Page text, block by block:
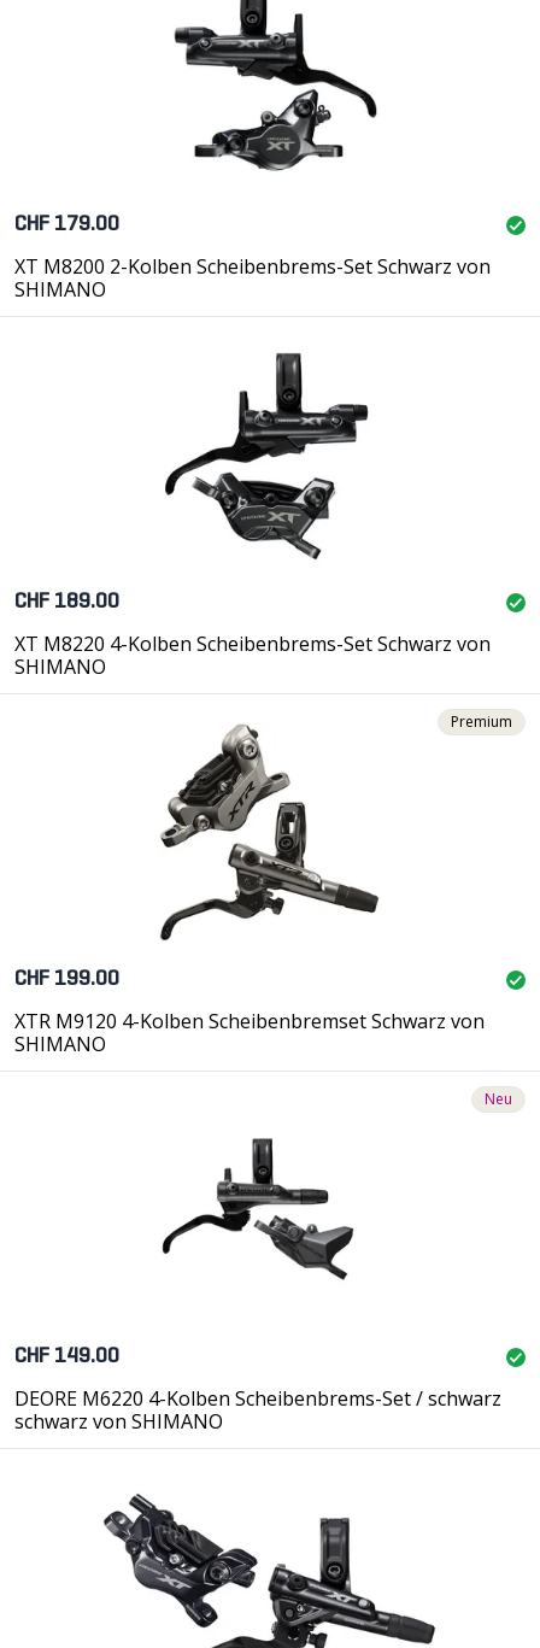
CHF 179.00
XT M8200 2-Kolben Scheibenbrems-Set Schwarz von
SHIMANO
CHF 189.00
XT M8220 4-Kolben Scheibenbrems-Set Schwarz von
SHIMANO
Premium
CHF 199.00
XTR M9120 4-Kolben Scheibenbremset Schwarz von
SHIMANO
Neu
CHF 149.00
DEORE M6220 4-Kolben Scheibenbrems-Set / schwarz
schwarz von SHIMANO